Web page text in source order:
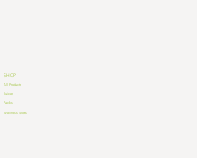
SHOP
All Products
Juices
Packs
Wellness Shots